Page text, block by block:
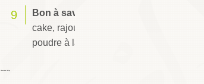
Bon à savoir :
cake, rajoutez 1/2 c. à café de cannelle en
poudre à la pâte.